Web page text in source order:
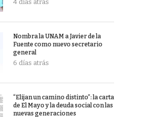
4 días atrás
Nombra la UNAM a Javier de la
Fuente como nuevo secretario
general
6 días atrás
“Elijan un camino distinto”: la carta
de El Mayo y la deuda social con las
nuevas generaciones